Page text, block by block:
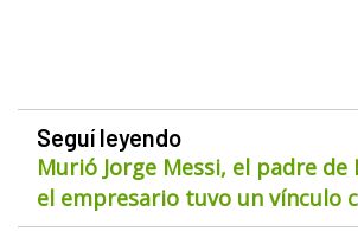
Seguí leyendo
Murió Jorge Messi, el padre de
el empresario tuvo un vínculo